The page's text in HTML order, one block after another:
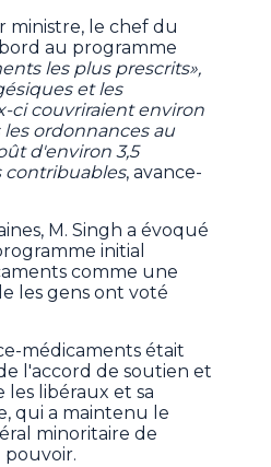
ministre, le chef du
au programme
les plus prescrits»,
et les
ci couvriraient environ
ordonnances au
d'environ 3,5
contribuables, avance-
M. Singh a évoqué
initial
comme une
les gens ont voté
médicaments était
l'accord de soutien et
libéraux et sa
qui a maintenu le
minoritaire de